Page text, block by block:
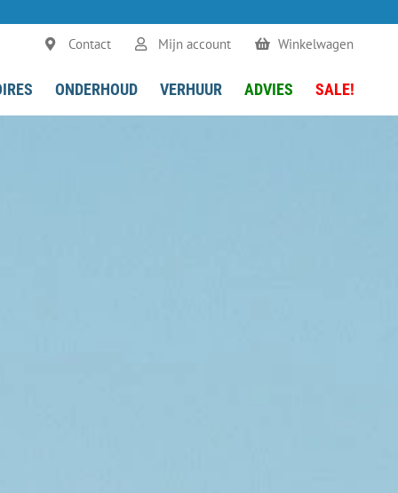
Contact Mijn account Winkelwagen
ONDERHOUD VERHUUR ADVIES SALE!